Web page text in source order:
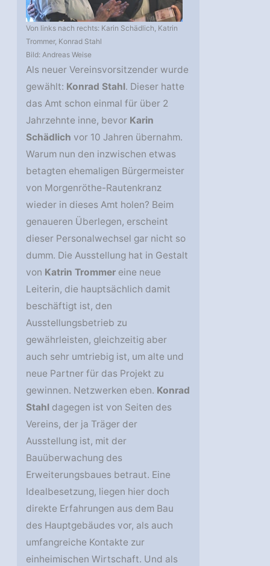
Von links nach rechts: Karin Schädlich, Katrin
Trommer, Konrad Stahl
Bild: Andreas Weise
Als neuer Vereinsvorsitzender wurde
gewählt: Konrad Stahl. Dieser hatte
das Amt schon einmal für über 2
Jahrzehnte inne, bevor Karin
Schädlich vor 10 Jahren übernahm.
Warum nun den inzwischen etwas
betagten ehemaligen Bürgermeister
von Morgenröthe-Rautenkranz
wieder in dieses Amt holen? Beim
genaueren Überlegen, erscheint
dieser Personalwechsel gar nicht so
dumm. Die Ausstellung hat in Gestalt
von Katrin Trommer eine neue
Leiterin, die hauptsächlich damit
beschäftigt ist, den
Ausstellungsbetrieb zu
gewährleisten, gleichzeitig aber
auch sehr umtriebig ist, um alte und
neue Partner für das Projekt zu
gewinnen. Netzwerken eben. Konrad
Stahl dagegen ist von Seiten des
Vereins, der ja Träger der
Ausstellung ist, mit der
Bauüberwachung des
Erweiterungsbaues betraut. Eine
Idealbesetzung, liegen hier doch
direkte Erfahrungen aus dem Bau
des Hauptgebäudes vor, als auch
umfangreiche Kontakte zur
einheimischen Wirtschaft. Und als